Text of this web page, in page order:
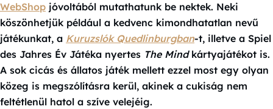
WebShop jóvoltából mutathatunk be nektek. Neki
köszönhetjük például a kedvenc kimondhatatlan nevű
játékunkat, a Kuruzslók Quedlinburgban-t, illetve a Spiel
des Jahres Év Játéka nyertes The Mindkártyajátékot is.
A sok cicás és állatos játék mellett ezzel most egy olyan
közeg is megszólításra kerül, akinek a cukiság nem
feltétlenül hatol a szíve velejéig.